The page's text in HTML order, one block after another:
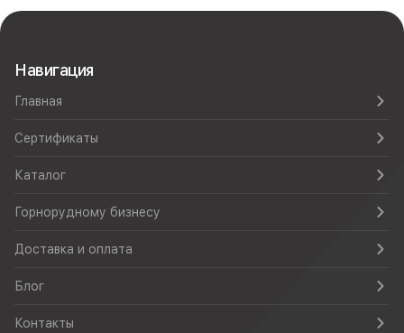
Навигация
Главная
Сертификаты
Каталог
Горнорудному бизнесу
Доставка и оплата
Блог
Контакты